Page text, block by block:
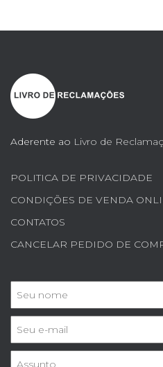
Aderente ao Livro de
POLITICA DE PRIVACIDADE
CONDIÇÕES DE VENDA
CONTATOS
CANCELAR PEDIDO DE